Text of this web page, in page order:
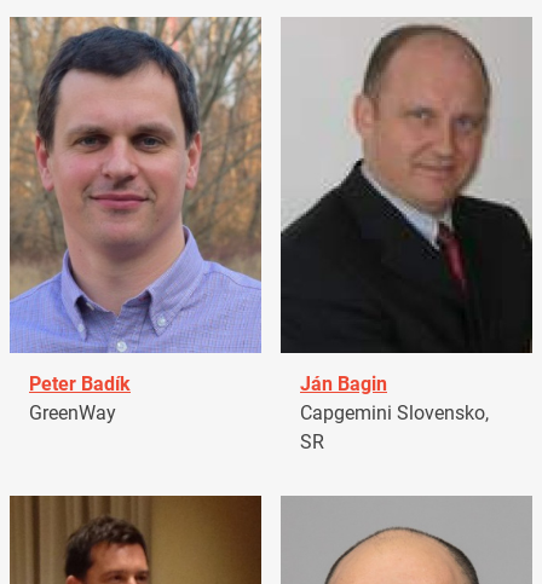
Peter Badík
GreenWay
Ján Bagin
Capgemini Slovensko,
SR